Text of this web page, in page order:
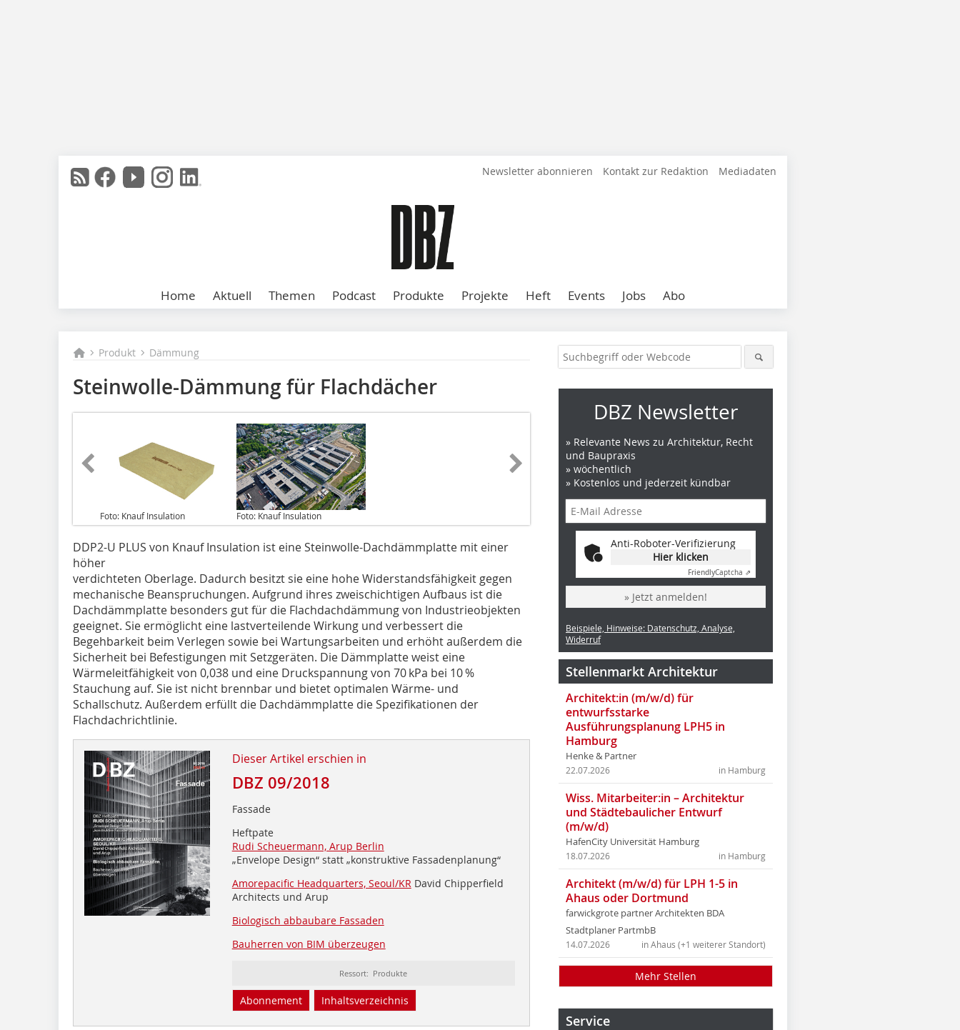
Newsletter abonnieren Kontakt zur Redaktion Mediadaten
Home Aktuell Themen Podcast Produkte Projekte Heft Events Jobs Abo
Produkt Dämmung
Steinwolle-Dämmung für Flachdächer
Foto: Knauf Insulation Foto: Knauf Insulation
DDP2-U PLUS von Knauf Insulation ist eine Steinwolle-Dachdämmplatte mit einer
höher
verdichteten Oberlage. Dadurch besitzt sie eine hohe Widerstandsfähigkeit gegen
mechanische Beanspruchungen. Aufgrund ihres zweischichtigen Aufbaus ist die
Dachdämmplatte besonders gut für die Flachdachdämmung von Industrieobjekten
geeignet. Sie ermöglicht eine lastverteilende Wirkung und verbessert die
Begehbarkeit beim Verlegen sowie bei Wartungsarbeiten und erhöht außerdem die
Sicherheit bei Befestigungen mit Setzgeräten. Die Dämmplatte weist eine
Wärmeleitfähigkeit von 0,038 und eine Druckspannung von 70 kPa bei 10 %
Stauchung auf. Sie ist nicht brennbar und bietet optimalen Wärme- und
Schallschutz. Außerdem erfüllt die Dachdämmplatte die Spezifikationen der
Flachdachrichtlinie.
Dieser Artikel erschien in
DBZ 09/2018
Fassade
Heftpate
Rudi Scheuermann, Arup Berlin
„Envelope Design“ statt „konstruktive Fassadenplanung“
Amorepacific Headquarters, Seoul/KR David Chipperfield
Architects und Arup
Biologisch abbaubare Fassaden
Bauherren von BIM überzeugen
Ressort: Produkte
Abonnement Inhaltsverzeichnis
DBZ Newsletter
» Relevante News zu Architektur, Recht
und Baupraxis
» wöchentlich
» Kostenlos und jederzeit kündbar
Anti-Roboter-Verifizierung
Hier klicken
FriendlyCaptcha ⇗
» Jetzt anmelden!
Beispiele, Hinweise: Datenschutz, Analyse,
Widerruf
Stellenmarkt Architektur
Architekt:in (m/w/d) für
entwurfsstarke
Ausführungsplanung LPH5 in
Hamburg
Henke & Partner
in Hamburg
22.07.2026
Wiss. Mitarbeiter:in – Architektur
und Städtebaulicher Entwurf
(m/w/d)
HafenCity Universität Hamburg
in Hamburg
18.07.2026
Architekt (m/w/d) für LPH 1-5 in
Ahaus oder Dortmund
farwickgrote partner Architekten BDA
Stadtplaner PartmbB
in Ahaus (+1 weiterer Standort)
14.07.2026
Mehr Stellen
Service